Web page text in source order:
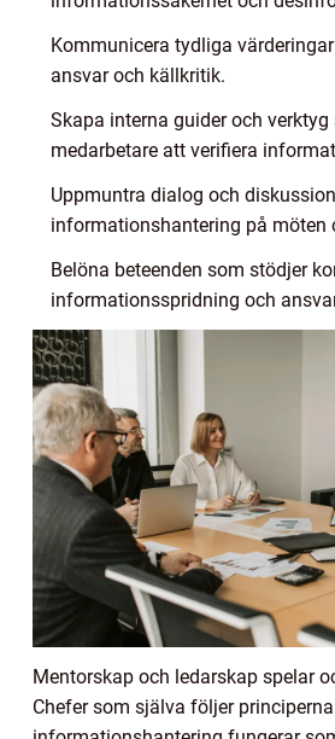
Kommunicera tydliga
ansvar och källkritik.
Skapa interna guider och
medarbetare att verifiera
Uppmuntra dialog och
informationshantering på möten
Belöna beteenden som stödjer
informationsspridning och
Mentorskap och ledarskap spelar
Chefer som själva följer